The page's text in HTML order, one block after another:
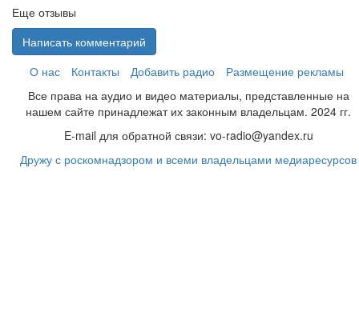
Еще отзывы
Написать комментарий
О нас
Контакты Добавить радио
Размещение рекламы
Все права на аудио и видео материалы, представленные на
нашем сайте принадлежат их законным владельцам. 2024 гг.
E-mail для обратной связи: vo-radio@yandex.ru
Дружу с роскомнадзором и всеми владельцами медиаресурсов